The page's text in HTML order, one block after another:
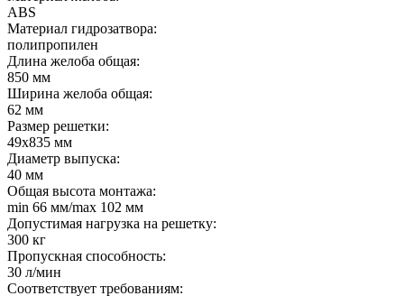
ABS
Материал гидрозатвора:
полипропилен
Длина желоба общая:
850 мм
Ширина желоба общая:
62 мм
Размер решетки:
49х835 мм
Диаметр выпуска:
40 мм
Общая высота монтажа:
min 66 мм/max 102 мм
Допустимая нагрузка на решетку:
300 кг
Пропускная способность:
30 л/мин
Соответствует требованиям: